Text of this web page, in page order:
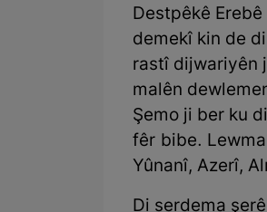
Destpêkê
demekî kin de
rastî dijwariyên
malên
Şemo ji ber ku
fêr bibe.
Yûnanî, Azerî,
Di serdema